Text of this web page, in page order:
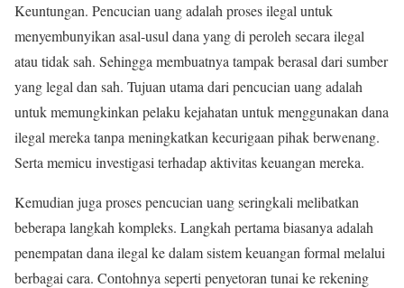
Keuntungan. Pencucian uang adalah proses ilegal untuk
menyembunyikan asal-usul dana yang di peroleh secara ilegal
atau tidak sah. Sehingga membuatnya tampak berasal dari sumber
yang legal dan sah. Tujuan utama dari pencucian uang adalah
untuk memungkinkan pelaku kejahatan untuk menggunakan dana
ilegal mereka tanpa meningkatkan kecurigaan pihak berwenang.
Serta memicu investigasi terhadap aktivitas keuangan mereka.
Kemudian juga proses pencucian uang seringkali melibatkan
beberapa langkah kompleks. Langkah pertama biasanya adalah
penempatan dana ilegal ke dalam sistem keuangan formal melalui
berbagai cara. Contohnya seperti penyetoran tunai ke rekening